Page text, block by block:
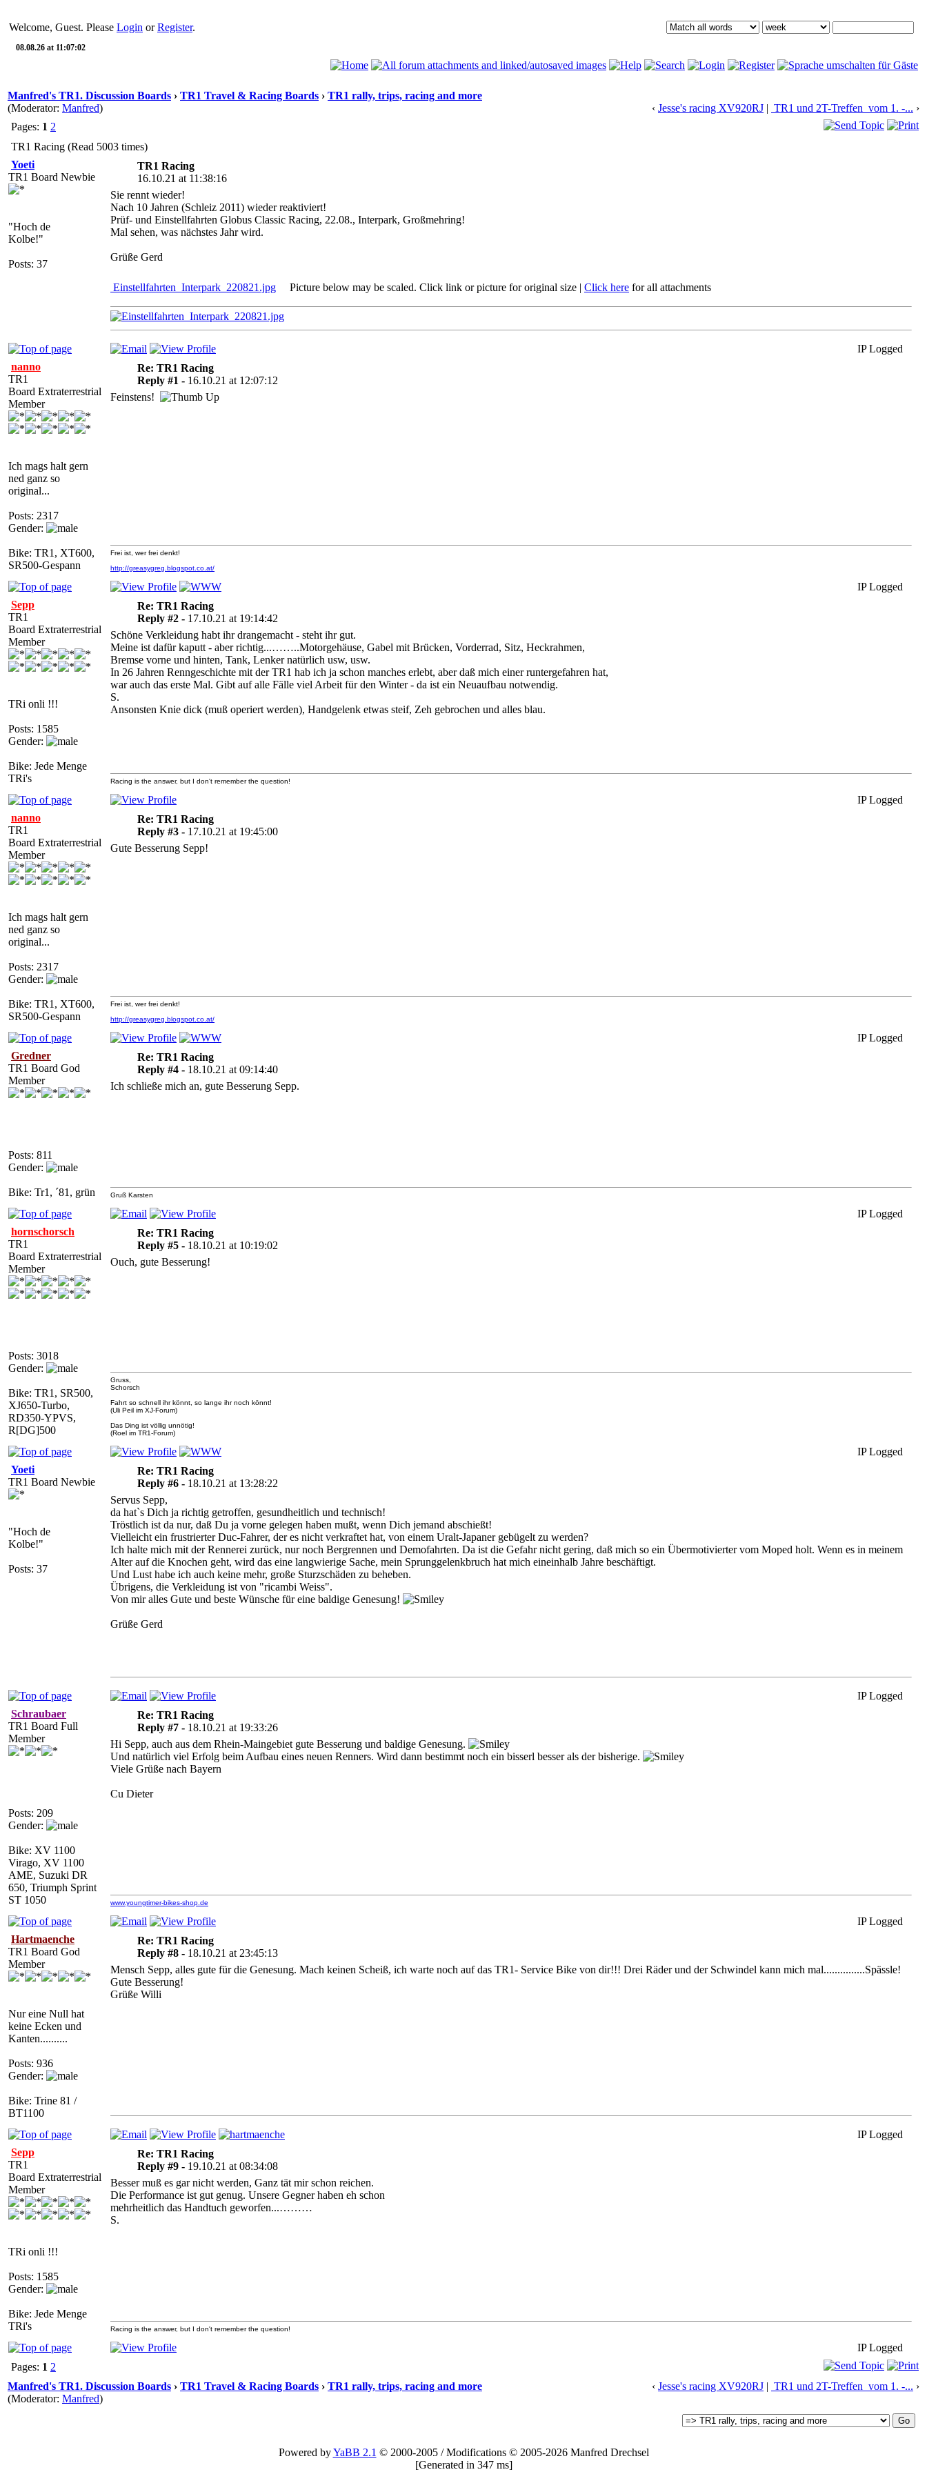
Welcome, Guest. Please Login orRegister.
08.08.26 at 11:07:02
Manfred's TR1. Discussion Boards › TR1 Travel & Racing Boards › TR1 rally, trips, racing and more
(Moderator: Manfred) ‹ Jesse's racing XV920RJ | TR1 und 2T-Treffen vom 1. -... ›
Pages: 1 2
TR1 Racing (Read 5003 times)
Yoeti
TR1 Board Newbie
"Hoch de
Kolbe!"
Posts: 37
TR1 Racing
16.10.21 at 11:38:16
Sie rennt wieder!
Nach 10 Jahren (Schleiz 2011) wieder reaktiviert!
Prüf- und Einstellfahrten Globus Classic Racing, 22.08., Interpark, Großmehring!
Mal sehen, was nächstes Jahr wird.
Grüße Gerd
Einstellfahrten_Interpark_220821.jpg Picture below may be scaled. Click link or picture for original size | Click here for all attachments
IP Logged
nanno
TR1
Board Extraterrestrial
Member
Ich mags halt gern
ned ganz so
original...
Posts: 2317
Gender:
Bike: TR1, XT600,
SR500-Gespann
Re: TR1 Racing
Reply #1 - 16.10.21 at 12:07:12
Feinstens!
Frei ist, wer frei denkt!
http://greasygreg.blogspot.co.at/
IP Logged
Sepp
TR1
Board Extraterrestrial
Member
TRi onli !!!
Posts: 1585
Gender:
Bike: Jede Menge
TRi's
Re: TR1 Racing
Reply #2 - 17.10.21 at 19:14:42
Schöne Verkleidung habt ihr drangemacht - steht ihr gut.
Meine ist dafür kaputt - aber richtig...……..Motorgehäuse, Gabel mit Brücken, Vorderrad, Sitz, Heckrahmen,
Bremse vorne und hinten, Tank, Lenker natürlich usw, usw.
In 26 Jahren Renngeschichte mit der TR1 hab ich ja schon manches erlebt, aber daß mich einer runtergefahren hat,
war auch das erste Mal. Gibt auf alle Fälle viel Arbeit für den Winter - da ist ein Neuaufbau notwendig.
S.
Ansonsten Knie dick (muß operiert werden), Handgelenk etwas steif, Zeh gebrochen und alles blau.
Racing is the answer, but I don't remember the question!
IP Logged
nanno
TR1
Board Extraterrestrial
Member
Ich mags halt gern
ned ganz so
original...
Posts: 2317
Gender:
Bike: TR1, XT600,
SR500-Gespann
Re: TR1 Racing
Reply #3 - 17.10.21 at 19:45:00
Gute Besserung Sepp!
Frei ist, wer frei denkt!
http://greasygreg.blogspot.co.at/
IP Logged
Gredner
TR1 Board God
Member
Posts: 811
Gender:
Bike: Tr1, ´81, grün
Re: TR1 Racing
Reply #4 - 18.10.21 at 09:14:40
Ich schließe mich an, gute Besserung Sepp.
Gruß Karsten
IP Logged
hornschorsch
TR1
Board Extraterrestrial
Member
Posts: 3018
Gender:
Bike: TR1, SR500,
XJ650-Turbo,
RD350-YPVS,
R[DG]500
Re: TR1 Racing
Reply #5 - 18.10.21 at 10:19:02
Ouch, gute Besserung!
Gruss,
Schorsch
Fahrt so schnell ihr könnt, so lange ihr noch könnt!
(Uli Peil im XJ-Forum)
Das Ding ist völlig unnötig!
(Roel im TR1-Forum)
IP Logged
Yoeti
TR1 Board Newbie
"Hoch de
Kolbe!"
Posts: 37
Re: TR1 Racing
Reply #6 - 18.10.21 at 13:28:22
Servus Sepp,
da hat`s Dich ja richtig getroffen, gesundheitlich und technisch!
Tröstlich ist da nur, daß Du ja vorne gelegen haben mußt, wenn Dich jemand abschießt!
Vielleicht ein frustrierter Duc-Fahrer, der es nicht verkraftet hat, von einem Uralt-Japaner gebügelt zu werden?
Ich halte mich mit der Rennerei zurück, nur noch Bergrennen und Demofahrten. Da ist die Gefahr nicht gering, daß mich so ein Übermotivierter vom Moped holt. Wenn es in meinem
Alter auf die Knochen geht, wird das eine langwierige Sache, mein Sprunggelenkbruch hat mich eineinhalb Jahre beschäftigt.
Und Lust habe ich auch keine mehr, große Sturzschäden zu beheben.
Übrigens, die Verkleidung ist von "ricambi Weiss".
Von mir alles Gute und beste Wünsche für eine baldige Genesung!
Grüße Gerd
IP Logged
Schraubaer
TR1 Board Full
Member
Posts: 209
Gender:
Bike: XV 1100
Virago, XV 1100
AME, Suzuki DR
650, Triumph Sprint
ST 1050
Re: TR1 Racing
Reply #7 - 18.10.21 at 19:33:26
Hi Sepp, auch aus dem Rhein-Maingebiet gute Besserung und baldige Genesung.
Und natürlich viel Erfolg beim Aufbau eines neuen Renners. Wird dann bestimmt noch ein bisserl besser als der bisherige.
Viele Grüße nach Bayern
Cu Dieter
www.youngtimer-bikes-shop.de
IP Logged
Hartmaenche
TR1 Board God
Member
Nur eine Null hat
keine Ecken und
Kanten..........
Posts: 936
Gender:
Bike: Trine 81 /
BT1100
Re: TR1 Racing
Reply #8 - 18.10.21 at 23:45:13
Mensch Sepp, alles gute für die Genesung. Mach keinen Scheiß, ich warte noch auf das TR1- Service Bike von dir!!! Drei Räder und der Schwindel kann mich mal...............Spässle!
Gute Besserung!
Grüße Willi
IP Logged
Sepp
TR1
Board Extraterrestrial
Member
TRi onli !!!
Posts: 1585
Gender:
Bike: Jede Menge
TRi's
Re: TR1 Racing
Reply #9 - 19.10.21 at 08:34:08
Besser muß es gar nicht werden, Ganz tät mir schon reichen.
Die Performance ist gut genug. Unsere Gegner haben eh schon
mehrheitlich das Handtuch geworfen...………
S.
Racing is the answer, but I don't remember the question!
IP Logged
Pages: 1 2
Manfred's TR1. Discussion Boards › TR1 Travel & Racing Boards › TR1 rally, trips, racing and more
(Moderator: Manfred)
‹ Jesse's racing XV920RJ | TR1 und 2T-Treffen vom 1. -... ›
Powered byYaBB 2.1 © 2000-2005/Modifications © 2005-2026 Manfred Drechsel
[Generated in 347 ms]